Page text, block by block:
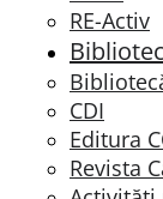
RE-Activ
CDI
Editura
Revista